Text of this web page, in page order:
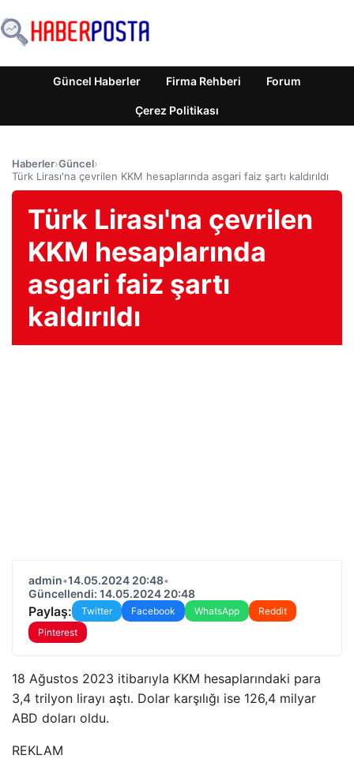
Güncel Haberler Firma Rehberi Forum
Çerez Politikası
Haberler›Güncel›
Türk Lirası'na çevrilen KKM hesaplarında asgari faiz şartı kaldırıldı
Türk Lirası'na çevrilen
KKM hesaplarında
asgari faiz şartı
kaldırıldı
admin•14.05.2024 20:48•
Güncellendi: 14.05.2024 20:48
Paylaş: Twitter Facebook WhatsApp
Reddit
Pinterest
18 Ağustos 2023 itibarıyla KKM hesaplarındaki para
3,4 trilyon lirayı aştı. Dolar karşılığı ise 126,4 milyar
ABD doları oldu.
REKLAM